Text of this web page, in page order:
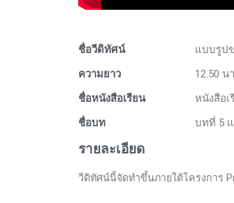
ชื่อวีดิทัศน์
แบบรูป
ความยาว
12.50 น
ชื่อหนังสือเรียน
หนังสือ
ชื่อบท
บทที่ 5
รายละเอียด
วีดิทัศน์นี้จัดทำขึ้นภายใต้โครงการ